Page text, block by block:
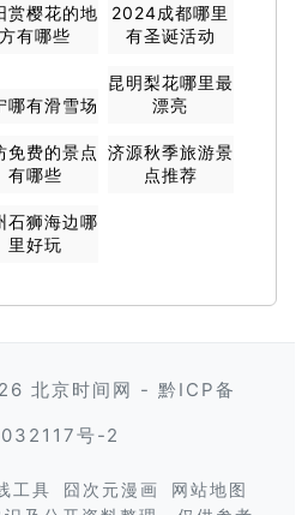
赏樱花的地
方有哪些
2024成都哪里
有圣诞活动
哪有滑雪场
昆明梨花哪里最
漂亮
免费的景点
有哪些
济源秋季旅游景
点推荐
石狮海边哪
里好玩
北京时间网 - 黔ICP备
号-2
工具 囧次元漫画
网站地图